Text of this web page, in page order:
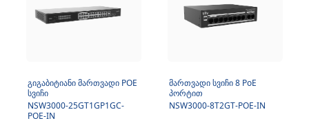
გიგაბიტიანი მართვადი POE
სვიჩი
NSW3000-25GT1GP1GC-
POE-IN
მართვადი სვიჩი 8 PoE
პორტით
NSW3000-8T2GT-POE-IN